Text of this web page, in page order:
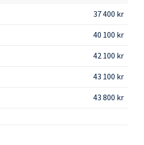
37 400 kr
40 100 kr
42 100 kr
43 100 kr
43 800 kr